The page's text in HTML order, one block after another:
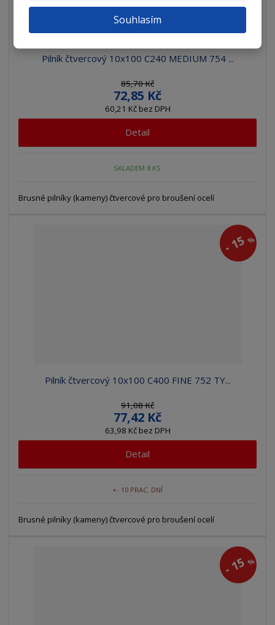
Souhlasím
Pilník čtvercový 10x100 C240 MEDIUM 754 ...
85,70 Kč
72,85 Kč
60,21 Kč bez DPH
Detail
SKLADEM 8 KS
Brusné pilníky (kameny) čtvercové pro broušení ocelí
-15%
Pilník čtvercový 10x100 C400 FINE 752 TY...
91,08 Kč
77,42 Kč
63,98 Kč bez DPH
Detail
+- 10 PRAC. DNÍ
Brusné pilníky (kameny) čtvercové pro broušení ocelí
-15%